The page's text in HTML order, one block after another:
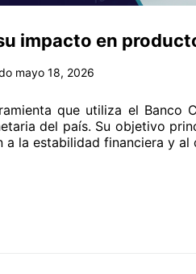
impacto en
mayo 18, 2026
que utiliza el Banco
del país. Su objetivo
la estabilidad financiera y